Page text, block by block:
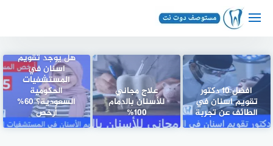
افضل 10 دكتور
تقويم اسنان في
الطائف عن تجربة
علاج مجاني
للأسنان بالدمام
100%
هل يوجد تقويم
اسنان في
المستشفيات
الحكومية
السعودية؟ 60%
أرخص